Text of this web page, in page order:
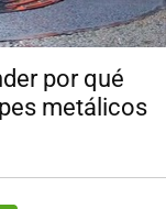
por qué
metálicos